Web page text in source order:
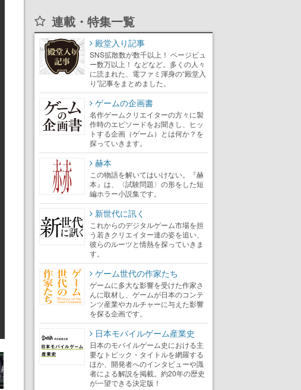
連載・特集一覧
殿堂入り記事
SNS拡散数が数千以上！ ページビュ
ー数万以上！ などなど。多くの人々
に読まれた、電ファミ渾身の“殿堂入
り”記事をまとめました。
ゲームの企画書
名作ゲームクリエイターの方々に製
作時のエピソードをお聞きし、ヒッ
トする企画（ゲーム）とは何か？を
探っていきます。
赫本
この物語を解いてはいけない。『赫
本』は、〈試験問題〉の形をした短
編ホラー小説集です。
新世代に訊く
これからのデジタルゲーム市場を担
う若きクリエイター達の姿を追い、
彼らのルーツと情熱を探っていきま
す。
ゲーム世代の作家たち
ゲームに多大な影響を受けた作家さ
んに取材し、ゲームが日本のコンテ
ンツ産業やカルチャーに与えた影響
を探る企画です。
日本モバイルゲーム産業史
日本のモバイルゲーム史における主
要なトピック・タイトルを網羅する
ほか、開発者へのインタビューや識
者による解説を掲載。約20年の歴史
が一望できる決定版！